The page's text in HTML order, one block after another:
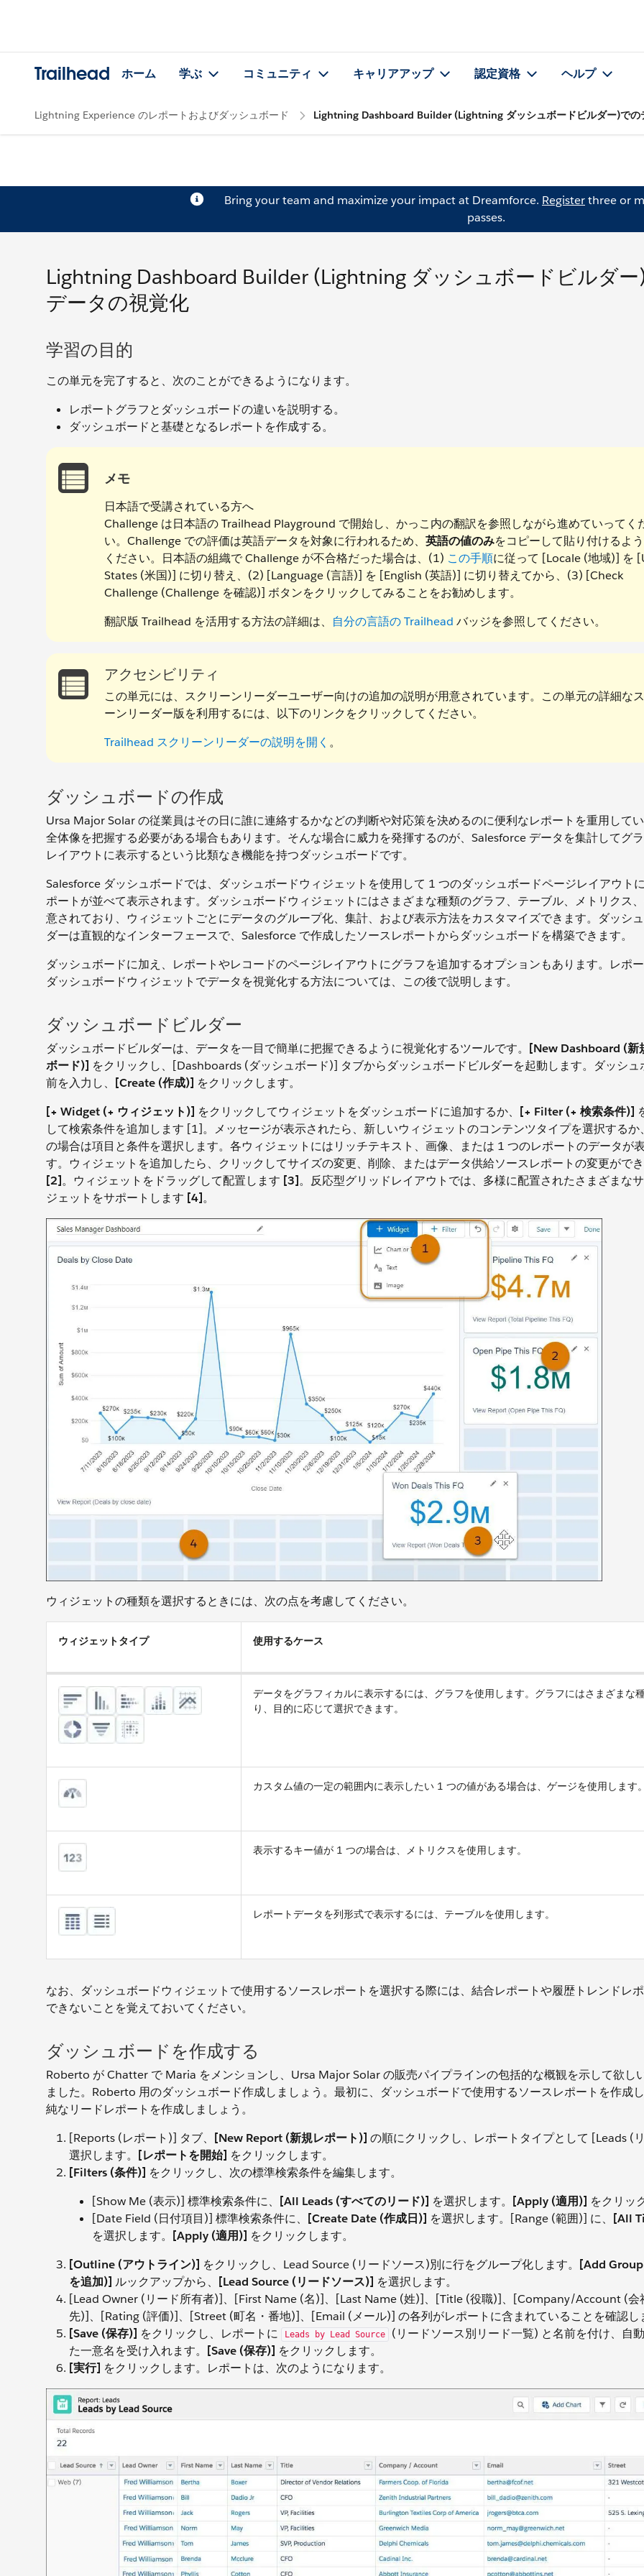
Trailhead ホーム 学ぶ コミュニティ キャリアアップ 認定資格 ヘルプ
Lightning Experience のレポートおよびダッシュボード Lightning Dashboard Builder (Lightning ダッシュボードビルダー)での
Bring your team and maximize your impact at Dreamforce. Registerthree or
passes.
Lightning Dashboard Builder (Lightning ダッシュボードビルダー
データの視覚化
学習の目的
この単元を完了すると、次のことができるようになります。
レポートグラフとダッシュボードの違いを説明する。
ダッシュボードと基礎となるレポートを作成する。
メモ
日本語で受講されている方へ
Challenge は日本語の Trailhead Playground で開始し、かっこ内の翻訳を参照しながら進めていってく
い。Challenge での評価は英語データを対象に行われるため、 英語の値のみをコピーして貼り付けるよ
ください。日本語の組織で Challenge が不合格だった場合は、(1) この手順に従って [Locale (地域)] を
States (米国)] に切り替え、(2) [Language (言語)] を [English (英語)] に切り替えてから、(3) [Check
Challenge (Challenge を確認)] ボタンをクリックしてみることをお勧めします。
翻訳版 Trailhead を活用する方法の詳細は、 自分の言語の Trailhead バッジを参照してください。
アクセシビリティ
この単元には、スクリーンリーダーユーザー向けの追加の説明が用意されています。この単元の詳細な
ーンリーダー版を利用するには、以下のリンクをクリックしてください。
Trailhead スクリーンリーダーの説明を開く 。
ダッシュボードの作成
Ursa Major Solar の従業員はその日に誰に連絡するかなどの判断や対応策を決めるのに便利なレポートを重用してい
全体像を把握する必要がある場合もあります。そんな場合に威力を発揮するのが、Salesforce データを集計してグ
レイアウトに表示するという比類なき機能を持つダッシュボードです。
Salesforce ダッシュボードでは、ダッシュボードウィジェットを使用して 1 つのダッシュボードページレイアウト
ポートが並べて表示されます。ダッシュボードウィジェットにはさまざまな種類のグラフ、テーブル、メトリクス
意されており、ウィジェットごとにデータのグループ化、集計、および表示方法をカスタマイズできます。ダッシ
ダーは直観的なインターフェースで、Salesforce で作成したソースレポートからダッシュボードを構築できます。
ダッシュボードに加え、レポートやレコードのページレイアウトにグラフを追加するオプションもあります。レポ
ダッシュボードウィジェットでデータを視覚化する方法については、この後で説明します。
ダッシュボードビルダー
ダッシュボードビルダーは、データを一目で簡単に把握できるように視覚化するツールです。
[New Dashboard (新
ボード)] をクリックし、[Dashboards (ダッシュボード)] タブからダッシュボードビルダーを起動します。ダッシュ
前を入力し、
[Create (作成)] をクリックします。
[+ Widget (+ ウィジェット)] をクリックしてウィジェットをダッシュボードに追加するか、 [+ Filter (+ 検索条件)]
して検索条件を追加します [1]。メッセージが表示されたら、新しいウィジェットのコンテンツタイプを選択するか
の場合は項目と条件を選択します。各ウィジェットにはリッチテキスト、画像、または 1 つのレポートのデータが
す。ウィジェットを追加したら、クリックしてサイズの変更、削除、またはデータ供給ソースレポートの変更がで
[2]。ウィジェットをドラッグして配置します [3]。反応型グリッドレイアウトでは、多様に配置されたさまざまな
ジェットをサポートします [4]。
ウィジェットの種類を選択するときには、次の点を考慮してください。
ウィジェットタイプ 使用するケース
データをグラフィカルに表示するには、グラフを使用します。グラフにはさまざまな
り、目的に応じて選択できます。
カスタム値の一定の範囲内に表示したい 1 つの値がある場合は、ゲージを使用します。
表示するキー値が 1 つの場合は、メトリクスを使用します。
レポートデータを列形式で表示するには、テーブルを使用します。
なお、ダッシュボードウィジェットで使用するソースレポートを選択する際には、結合レポートや履歴トレンドレ
できないことを覚えておいてください。
ダッシュボードを作成する
Roberto が Chatter で Maria をメンションし、Ursa Major Solar の販売パイプラインの包括的な概観を示して欲し
ました。Roberto 用のダッシュボード作成しましょう。最初に、ダッシュボードで使用するソースレポートを作成
純なリードレポートを作成しましょう。
[Reports (レポート)] タブ、 [New Report (新規レポート)] の順にクリックし、レポートタイプとして [Leads (
選択します。 [レポートを開始] をクリックします。
[Filters (条件)] をクリックし、次の標準検索条件を編集します。
[Show Me (表示)] 標準検索条件に、 [All Leads (すべてのリード)] を選択します。 [Apply (適用)] をクリッ
[Date Field (日付項目)] 標準検索条件に、 [Create Date (作成日)] を選択します。[Range (範囲)] に、 [All
を選択します。 [Apply (適用)] をクリックします。
[Outline (アウトライン)] をクリックし、Lead Source (リードソース)別に行をグループ化します。 [Add
を追加)] ルックアップから、 [Lead Source (リードソース)] を選択します。
[Lead Owner (リード所有者)]、[First Name (名)]、[Last Name (姓)]、[Title (役職)]、[Company/Account (会
先)]、[Rating (評価)]、[Street (町名・番地)]、[Email (メール)] の各列がレポートに含まれていることを確認し
[Save (保存)] をクリックし、レポートに Leads by Lead Source
(リードソース別リード一覧) と名前を付け、自
た一意名を受け入れます。 [Save (保存)] をクリックします。
[実行] をクリックします。レポートは、次のようになります。